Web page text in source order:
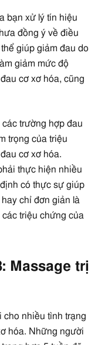
bạn xử lý tín hiệu
đồng ý về điều
giúp giảm đau do
giảm mức độ
cơ xơ hóa, cũng
trường hợp đau
trọng của triệu
cơ xơ hóa.
thực hiện nhiều
có thực sự giúp
chỉ đơn giản là
triệu chứng của
Massage trị
cho nhiều tình trạng
hóa. Những người